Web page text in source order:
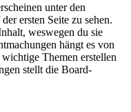
unter den
ersten Seite zu sehen.
weswegen du sie
hängt es von
Themen erstellen
stellt die Board-